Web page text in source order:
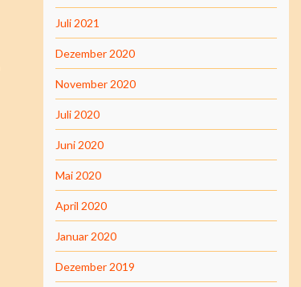
Juli 2021
Dezember 2020
November 2020
Juli 2020
Juni 2020
Mai 2020
April 2020
Januar 2020
Dezember 2019